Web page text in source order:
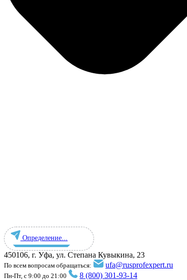
Определение...
450106, г. Уфа, ул. Степана Кувыкина, 23
По всем вопросам обращаться: ufa@rusprofexpert.ru
Пн-Пт, с 9:00 до 21:00 8 (800) 301-93-14